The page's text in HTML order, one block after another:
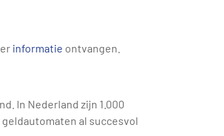
informatie ontvangen.
In Nederland zijn 1.000
geldautomaten al succesvol